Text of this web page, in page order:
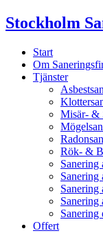
Skip
to
Stockholm
Start
Om
Tjänster
Misär- &
Rök- &
Sanering
Sanering
Sanering
Sanering
Offert